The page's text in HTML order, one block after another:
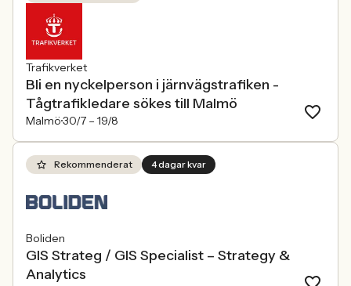
Trafikverket
Bli en nyckelperson i järnvägstrafiken -
Tågtrafikledare sökes till Malmö
Malmö30/7 – 19/8
Rekommenderat 4 dagar kvar
Boliden
GIS Strateg / GIS Specialist – Strategy &
Analytics